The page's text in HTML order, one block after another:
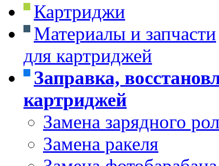
Картриджи
Материалы и запчасти
для картриджей
Заправка,
картриджей
Замена зарядного
Замена ракеля